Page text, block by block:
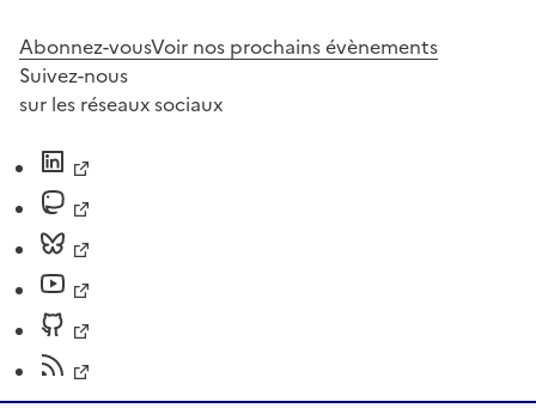
Abonnez-vousVoir nos prochains évènements
Suivez-nous
sur les réseaux sociaux